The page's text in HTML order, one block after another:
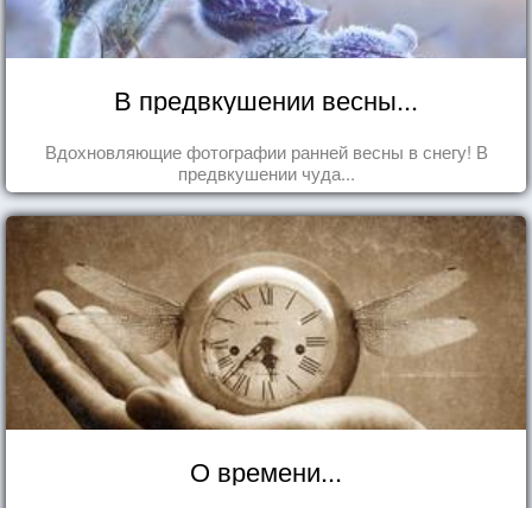
В предвкушении весны...
Вдохновляющие фотографии ранней весны в снегу! В
предвкушении чуда...
О времени...